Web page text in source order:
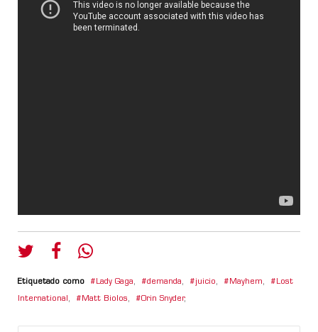
Etiquetado como Lady Gaga, demanda, juicio, Mayhem, Lost
International , Matt Biolos, Orin Snyder,